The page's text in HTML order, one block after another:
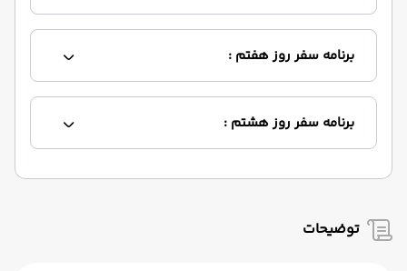
برنامه سفر روز هفتم :
برنامه سفر روز هشتم :
توضیحات